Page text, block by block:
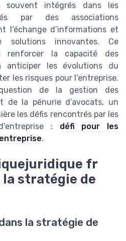
souvent intégrés dans les
par des associations
l’échange d’informations et
solutions innovantes. Ce
renforcer la capacité des
anticiper les évolutions du
les risques pour l’entreprise.
de la gestion des
de la pénurie d’avocats, un
les défis rencontrés par les
: défi pour les
.
fr
la stratégie de
la stratégie de